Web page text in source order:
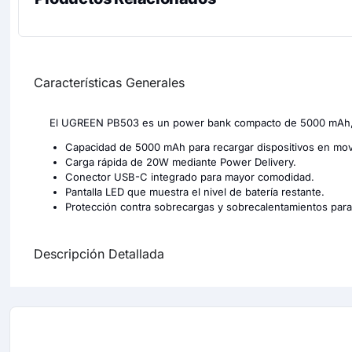
Características Generales
El UGREEN PB503 es un power bank compacto de 5000
Capacidad de 5000 mAh para recargar dispositivos en
Carga rápida de 20W mediante Power Delivery.
Conector USB-C integrado para mayor comodidad.
Pantalla LED que muestra el nivel de batería restante.
Protección contra sobrecargas y sobrecalentamientos
Descripción Detallada